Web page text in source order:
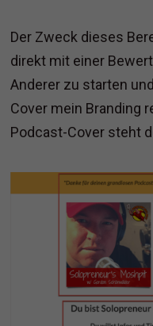
Der Zweck dieses
direkt mit einer
Anderer zu starten
Cover mein Branding
Podcast-Cover steht